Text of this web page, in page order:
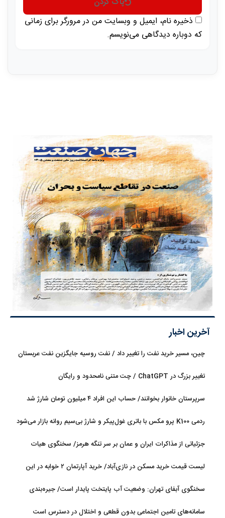
ذخیره نام، ایمیل و وبسایت من در مرورگر برای زمانی
که دوباره دیدگاهی می‌نویسم.
آخرین اخبار
چین، مسیر خرید نفت را تغییر داد / نفت روسیه جایگزین نفت عربستان
تغییر بزرگ در ChatGPT / چت متنی نامحدود و رایگان
سرپرستان خانوار بخوانند/ حساب این افراد ۴ میلیون تومان شارژ شد
ردمی K100 پرو مکس با باتری غول‌پیکر و شارژ بی‌سیم روانه بازار می‌شود
جزئیاتی از مذاکرات ایران و عمان بر سر تنگه هرمز/ سخنگوی هیات
لیست قیمت خرید مسکن در نازی‌آباد/ خرید آپارتمان ۲ خوابه در این
سخنگوی آبفای تهران: وضعیت آب پایتخت پایدار است/ جیره‌بندی
سامانه‌های تامین اجتماعی بدون قطعی و اختلال در دسترس است